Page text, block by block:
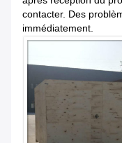
contacter. Des
immédiatement.